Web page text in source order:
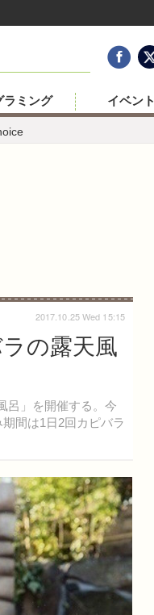
ラミング イベント
の露天風
呂」を開催する。今
間は1日2回カピバラ
2017.10.25 Wed 15:15